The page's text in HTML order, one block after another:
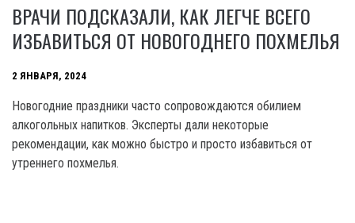
ВРАЧИ ПОДСКАЗАЛИ, КАК ЛЕГЧЕ ВСЕГО
ИЗБАВИТЬСЯ ОТ НОВОГОДНЕГО ПОХМЕЛЬЯ
2 ЯНВАРЯ, 2024
Новогодние праздники часто сопровождаются обилием
алкогольных напитков. Эксперты дали некоторые
рекомендации, как можно быстро и просто избавиться от
утреннего похмелья.